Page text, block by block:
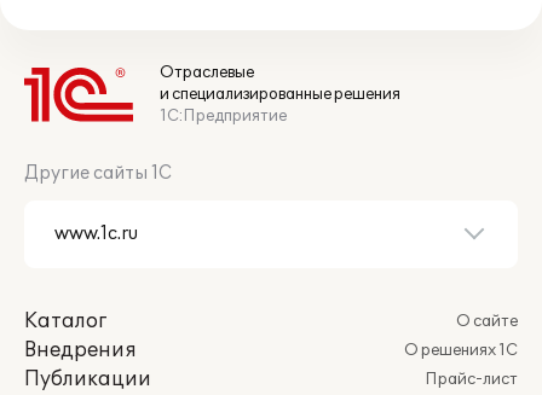
Отраслевые
и специализированные решения
1С:Предприятие
Другие сайты 1С
Каталог
Внедрения
Публикации
О сайте
О решениях 1С
Прайс-лист